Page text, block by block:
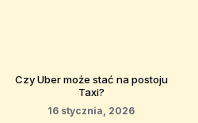
Czy Uber może stać na postoju
Taxi?
16 stycznia, 2026